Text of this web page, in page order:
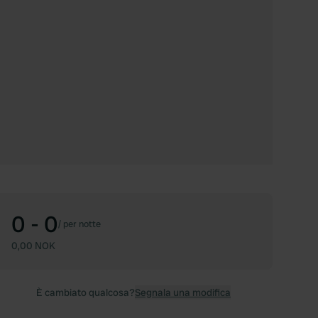
0 - 0/ per notte
0,00 NOK
È cambiato qualcosa?Segnala una modifica